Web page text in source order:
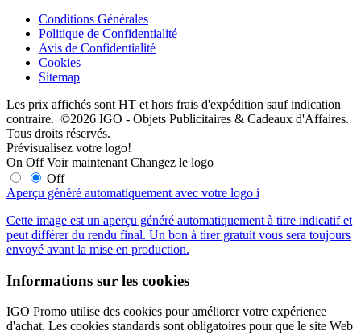
Conditions Générales
Politique de Confidentialité
Avis de Confidentialité
Cookies
Sitemap
Les prix affichés sont HT et hors frais d'expédition sauf indication
contraire. ©2026 IGO - Objets Publicitaires & Cadeaux d'Affaires.
Tous droits réservés.
Prévisualisez votre logo!
On Off Voir maintenant Changez le logo
Off
Aperçu généré automatiquement avec votre logo i
Cette image est un aperçu généré automatiquement à titre indicatif et
peut différer du rendu final. Un bon à tirer gratuit vous sera toujours
envoyé avant la mise en production.
Informations sur les cookies
IGO Promo utilise des cookies pour améliorer votre expérience
d'achat. Les cookies standards sont obligatoires pour que le site Web